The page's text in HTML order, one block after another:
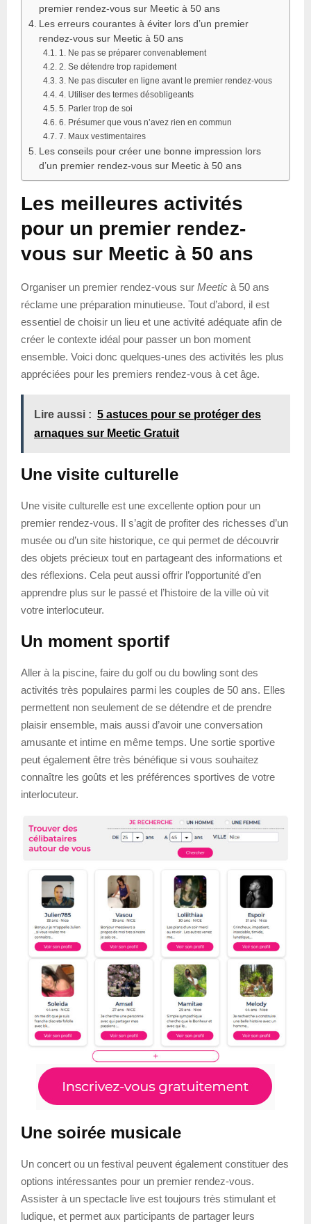
premier rendez-vous sur Meetic à 50 ans
Les erreurs courantes à éviter lors d’un premier
rendez-vous sur Meetic à 50 ans
1. Ne pas se préparer convenablement
2. Se détendre trop rapidement
3. Ne pas discuter en ligne avant le premier rendez-vous
4. Utiliser des termes désobligeants
5. Parler trop de soi
6. Présumer que vous n’avez rien en commun
7. Maux vestimentaires
Les conseils pour créer une bonne impression lors
d’un premier rendez-vous sur Meetic à 50 ans
Les meilleures activités
pour un premier rendez-
vous sur Meetic à 50 ans
Organiser un premier rendez-vous sur Meetic à 50 ans
réclame une préparation minutieuse. Tout d’abord, il est
essentiel de choisir un lieu et une activité adéquate afin de
créer le contexte idéal pour passer un bon moment
ensemble. Voici donc quelques-unes des activités les plus
appréciées pour les premiers rendez-vous à cet âge.
Lire aussi : 5 astuces pour se protéger des
arnaques sur Meetic Gratuit
Une visite culturelle
Une visite culturelle est une excellente option pour un
premier rendez-vous. Il s’agit de profiter des richesses d’un
musée ou d’un site historique, ce qui permet de découvrir
des objets précieux tout en partageant des informations et
des réflexions. Cela peut aussi offrir l’opportunité d’en
apprendre plus sur le passé et l’histoire de la ville où vit
votre interlocuteur.
Un moment sportif
Aller à la piscine, faire du golf ou du bowling sont des
activités très populaires parmi les couples de 50 ans. Elles
permettent non seulement de se détendre et de prendre
plaisir ensemble, mais aussi d’avoir une conversation
amusante et intime en même temps. Une sortie sportive
peut également être très bénéfique si vous souhaitez
connaître les goûts et les préférences sportives de votre
interlocuteur.
Une soirée musicale
Un concert ou un festival peuvent également constituer des
options intéressantes pour un premier rendez-vous.
Assister à un spectacle live est toujours très stimulant et
ludique, et permet aux participants de partager leurs